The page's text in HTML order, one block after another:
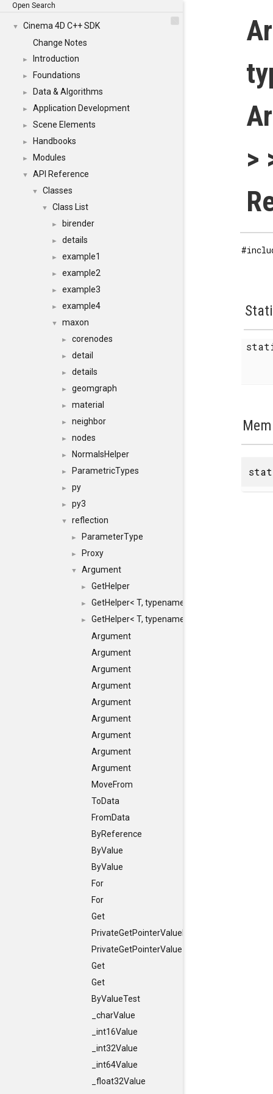
Open Search
▼
Cinema 4D C++ SDK
Change Notes
► Introduction
► Foundations
► Data & Algorithms
► Application Development
► Scene Elements
► Handbooks
► Modules
▼ API Reference
▼ Classes
▼ Class List
► birender
► details
► example1
► example2
► example3
► example4
▼ maxon
► corenodes
► detail
► details
► geomgraph
► material
► neighbor
► nodes
► NormalsHelper
► ParametricTypes
► py
► py3
▼ reflection
► ParameterType
► Proxy
▼ Argument
► GetHelper
► GetHelper< T, typename std::enable_if<
►
GetHelper< T, typename std::enable_if<
Argument
Argument
Argument
Argument
Argument
Argument
Argument
Argument
Argument
MoveFrom
ToData
FromData
ByReference
ByValue
ByValue
For
For
Get
PrivateGetPointerValuePointer
PrivateGetPointerValue
Get
Get
ByValueTest
_charValue
_int16Value
_int32Value
_int64Value
_float32Value
>